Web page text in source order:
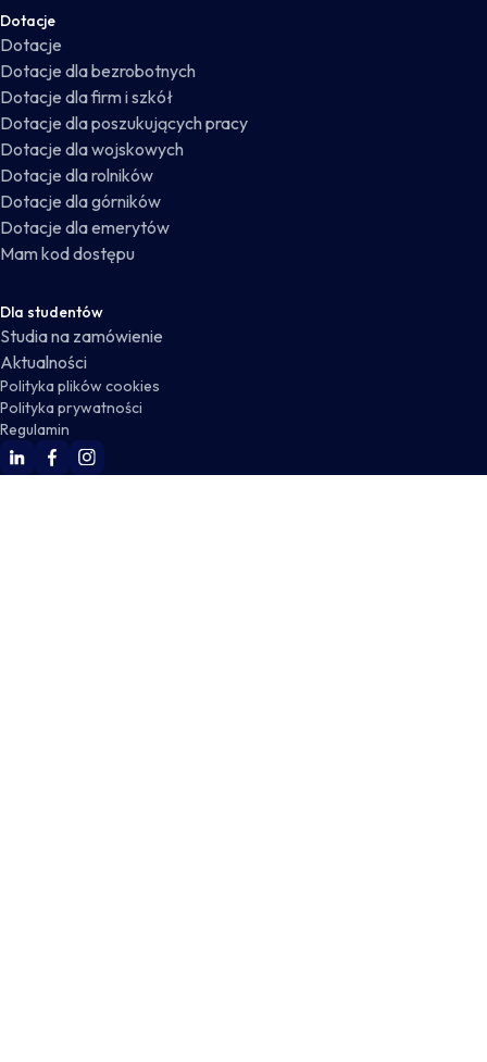
Dotacje
Dotacje
Dotacje dla bezrobotnych
Dotacje dla firm i szkół
Dotacje dla poszukujących pracy
Dotacje dla wojskowych
Dotacje dla rolników
Dotacje dla górników
Dotacje dla emerytów
Mam kod dostępu
Dla studentów
Studia na zamówienie
Aktualności
Polityka plików cookies
Polityka prywatności
Regulamin
WSKZ Linkedin
WSKZ Facebook
WSKZ Instagram